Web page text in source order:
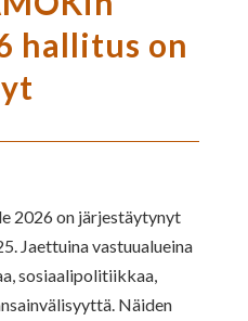
hallitus on
2026 on järjestäytynyt
Jaettuina vastuualueina
sosiaalipolitiikkaa,
Näiden